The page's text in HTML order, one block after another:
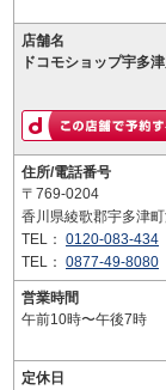
店舗名
ドコモショップ宇多
住所/電話番号
〒769-0204
香川県綾歌郡宇多津
TEL： 0120-083-434
TEL： 0877-49-8080
営業時間
午前10時〜午後7時
定休日